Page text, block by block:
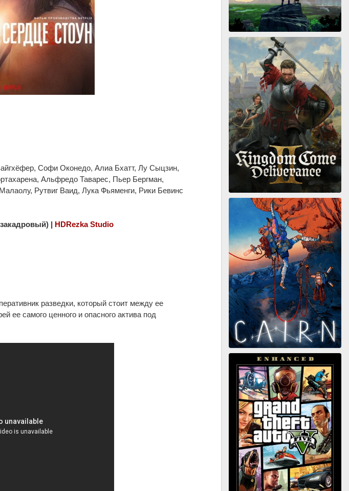
Софи Оконедо, Алиа Бхатт, Лу Сыцзин,
Альфредо Таварес, Пьер Бергман,
Рутвиг Ваид, Лука Фьяменги, Рики Бевинс
| HDRezka Studio
разведки, который стоит между ее
ее самого ценного и опасного актива под